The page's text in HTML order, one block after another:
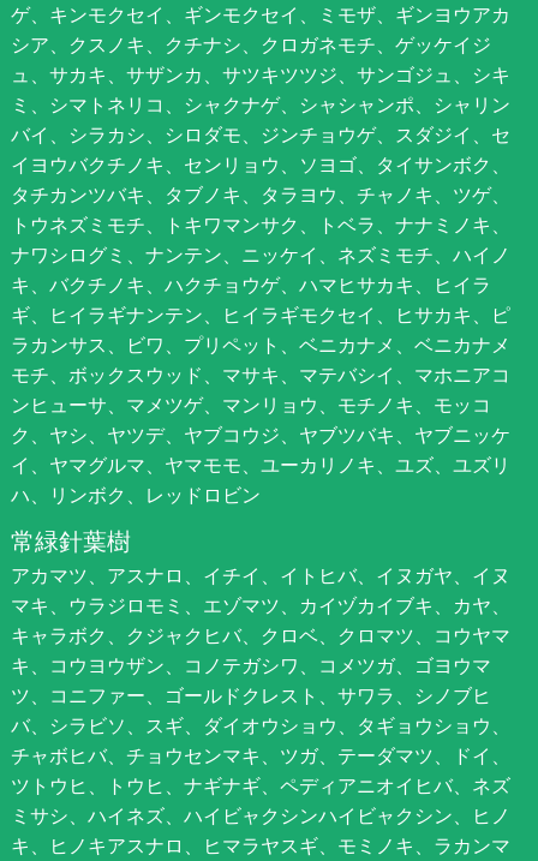
ゲ、キンモクセイ、ギンモクセイ、ミモザ、ギンヨウアカ
シア、クスノキ、クチナシ、クロガネモチ、ゲッケイジ
ュ、サカキ、サザンカ、サツキツツジ、サンゴジュ、シキ
ミ、シマトネリコ、シャクナゲ、シャシャンポ、シャリン
バイ、シラカシ、シロダモ、ジンチョウゲ、スダジイ、セ
イヨウバクチノキ、センリョウ、ソヨゴ、タイサンボク、
タチカンツバキ、タブノキ、タラヨウ、チャノキ、ツゲ、
トウネズミモチ、トキワマンサク、トベラ、ナナミノキ、
ナワシログミ、ナンテン、ニッケイ、ネズミモチ、ハイノ
キ、バクチノキ、ハクチョウゲ、ハマヒサカキ、ヒイラ
ギ、ヒイラギナンテン、ヒイラギモクセイ、ヒサカキ、ピ
ラカンサス、ビワ、プリペット、ベニカナメ、ベニカナメ
モチ、ボックスウッド、マサキ、マテバシイ、マホニアコ
ンヒューサ、マメツゲ、マンリョウ、モチノキ、モッコ
ク、ヤシ、ヤツデ、ヤブコウジ、ヤブツバキ、ヤブニッケ
イ、ヤマグルマ、ヤマモモ、ユーカリノキ、ユズ、ユズリ
ハ、リンボク、レッドロビン
常緑針葉樹
アカマツ、アスナロ、イチイ、イトヒバ、イヌガヤ、イヌ
マキ、ウラジロモミ、エゾマツ、カイヅカイブキ、カヤ、
キャラボク、クジャクヒバ、クロベ、クロマツ、コウヤマ
キ、コウヨウザン、コノテガシワ、コメツガ、ゴヨウマ
ツ、コニファー、ゴールドクレスト、サワラ、シノブヒ
バ、シラビソ、スギ、ダイオウショウ、タギョウショウ、
チャボヒバ、チョウセンマキ、ツガ、テーダマツ、ドイ、
ツトウヒ、トウヒ、ナギナギ、ペディアニオイヒバ、ネズ
ミサシ、ハイネズ、ハイビャクシンハイビャクシン、ヒノ
キ、ヒノキアスナロ、ヒマラヤスギ、モミノキ、ラカンマ